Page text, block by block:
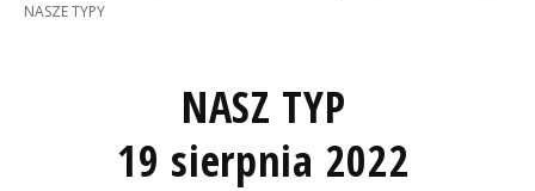
NASZE TYPY
NASZ TYP
19 sierpnia 2022